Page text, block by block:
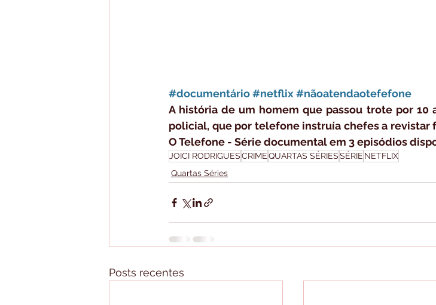
#documentário#netflix#nãoatendaotefefone
A história de um homem que passou trote por 10
policial, que por telefone instruía chefes a revistar
O Telefone - Série documental em 3 episódios
JOICI RODRIGUESCRIMEQUARTAS SÉRIESSÉRIE NETFLIX
Quartas Séries
Posts recentes